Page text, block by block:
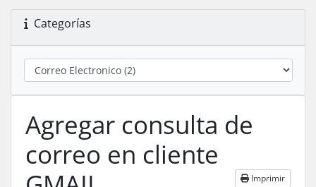
Categorías
Agregar consulta de
correo en cliente
Imprimir